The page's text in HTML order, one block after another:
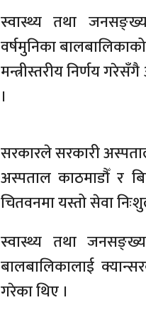
स्वास्थ्य तथा
वर्षमुनिका
मन्त्रीस्तरीय निर्णय
।
सरकारले सरकारी
अस्पताल काठमाडौँ र
चितवनमा यस्तो सेवा
स्वास्थ्य तथा
बालबालिकालाई
गरेका थिए ।